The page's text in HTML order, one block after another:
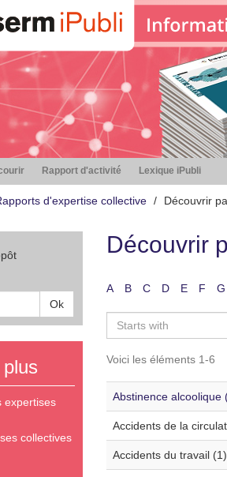
Rapport d'activité Lexique iPubli
d'expertise collective Découvrir
Ok
expertises
collectives
Découvrir
A B C D E F G
Voici les éléments 1-6
Abstinence alcoolique
Accidents de la
Accidents du travail (1)